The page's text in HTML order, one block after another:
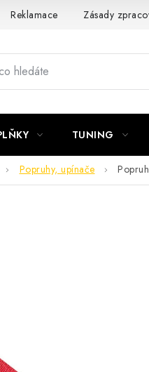
Reklamace Zásady
TUNING
Popruhy, upínače